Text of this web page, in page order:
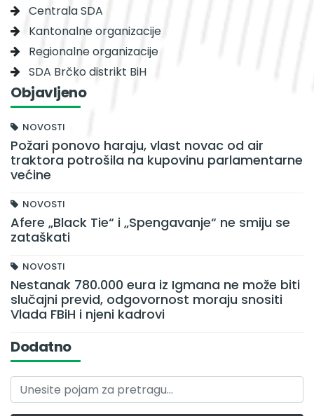
Centrala SDA
Kantonalne organizacije
Regionalne organizacije
SDA Brčko distrikt BiH
Objavljeno
NOVOSTI
Požari ponovo haraju, vlast novac od air
traktora potrošila na kupovinu parlamentarne
većine
NOVOSTI
Afere „Black Tie“ i „Spengavanje“ ne smiju se
zataškati
NOVOSTI
Nestanak 780.000 eura iz Igmana ne može biti
slučajni previd, odgovornost moraju snositi
Vlada FBiH i njeni kadrovi
Dodatno